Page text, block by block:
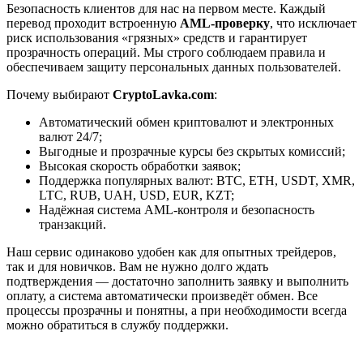
Безопасность клиентов для нас на первом месте. Каждый
перевод проходит встроенную AML-проверку, что исключает
риск использования «грязных» средств и гарантирует
прозрачность операций. Мы строго соблюдаем правила и
обеспечиваем защиту персональных данных пользователей.
Почему выбирают CryptoLavka.com:
Автоматический обмен криптовалют и электронных
валют 24/7;
Выгодные и прозрачные курсы без скрытых комиссий;
Высокая скорость обработки заявок;
Поддержка популярных валют: BTC, ETH, USDT, XMR,
LTC, RUB, UAH, USD, EUR, KZT;
Надёжная система AML-контроля и безопасность
транзакций.
Наш сервис одинаково удобен как для опытных трейдеров,
так и для новичков. Вам не нужно долго ждать
подтверждения — достаточно заполнить заявку и выполнить
оплату, а система автоматически произведёт обмен. Все
процессы прозрачны и понятны, а при необходимости всегда
можно обратиться в службу поддержки.